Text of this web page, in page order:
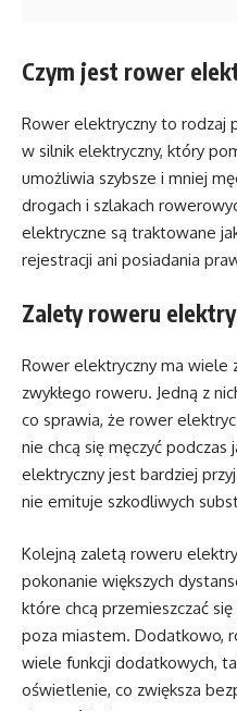
Czym jest rower
Rower elektryczny to rodzaj
w silnik elektryczny, który
umożliwia szybsze i mniej
drogach i szlakach
elektryczne są traktowane
rejestracji ani posiadania
Zalety roweru
Rower elektryczny ma wiele
zwykłego roweru. Jedną z
co sprawia, że rower
nie chcą się męczyć
elektryczny jest bardziej
nie emituje szkodliwych
Kolejną zaletą roweru
pokonanie większych
które chcą przemieszczać
poza miastem. Dodatkowo,
wiele funkcji dodatkowych,
oświetlenie, co zwiększa